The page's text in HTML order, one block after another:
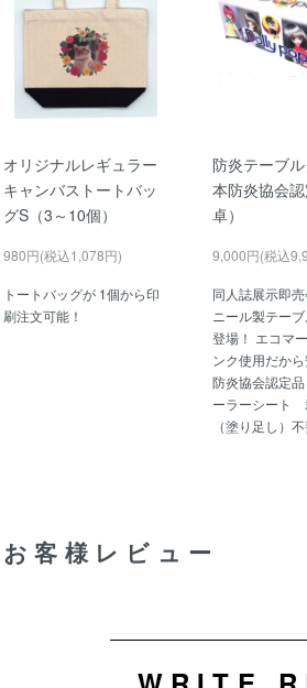
オリジナルレギュラー
キャンバストートバッ
グS（3～10個）
980円(税込1,078円)
トートバッグが 1個から印
刷注文可能！
防炎テーブ
本防炎協会
卓）
9,000円(税込
同人誌展示即
ニール製テー
登場！ エコマ
ンク使用だか
防炎協会認定
ーラーシート
（塗り足し）
お客様レビュー